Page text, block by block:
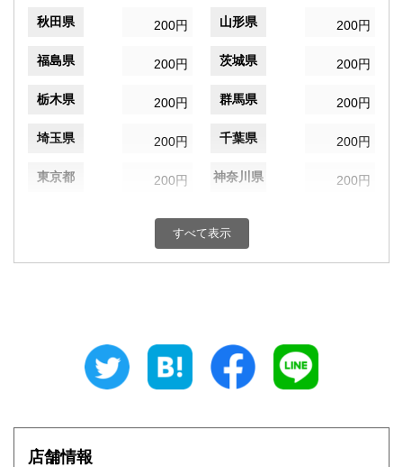
秋田県 200円 山形県 200円
福島県 200円 茨城県 200円
栃木県 200円 群馬県 200円
埼玉県 200円 千葉県 200円
東京都 200円 神奈川県 200円
200円 富山県
200円 三重県
大阪府
すべて表示
店舗情報